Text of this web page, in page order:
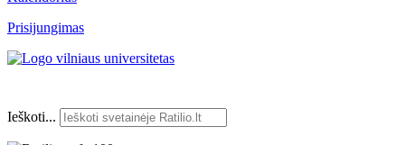
Prisijungimas
Ieškoti...